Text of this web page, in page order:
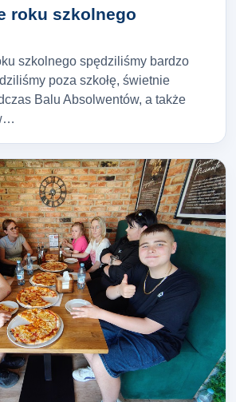
roku szkolnego
szkolnego spędziliśmy bardzo
poza szkołę, świetnie
Balu Absolwentów, a także